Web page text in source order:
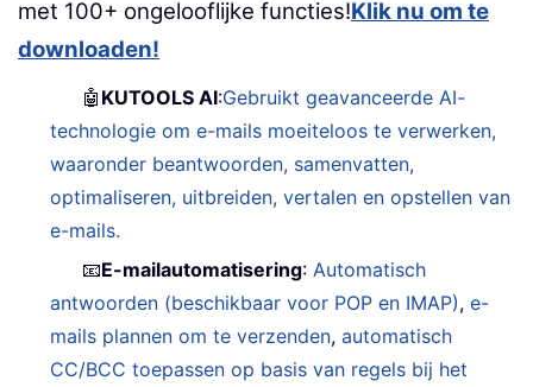
met 100+ ongelooflijke functies!Klik nu om te
downloaden!
🤖 KUTOOLS AI:Gebruikt geavanceerde AI-
technologie om e-mails moeiteloos te verwerken,
waaronder beantwoorden, samenvatten,
optimaliseren, uitbreiden, vertalen en opstellen van
e-mails.
📧E-mailautomatisering: Automatisch
antwoorden (beschikbaar voor POP en IMAP),e-
mails plannen om te verzenden,automatisch
CC/BCC toepassen op basis van regels bij het